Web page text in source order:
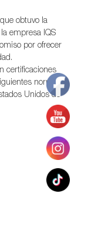
obtuvo la
empresa IQS
por ofrecer
certificaciones
normas
Unidos de